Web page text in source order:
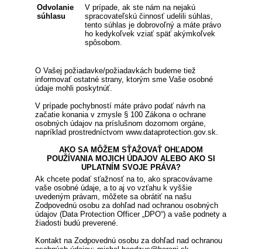
Odvolanie
súhlasu
V prípade, ak ste nám na nejakú
spracovateľskú činnosť udelili súhlas,
tento súhlas je dobrovoľný a máte právo
ho kedykoľvek vziať späť akýmkoľvek
spôsobom.
O Vašej požiadavke/požiadavkách budeme tiež
informovať ostatné strany, ktorým sme Vaše osobné
údaje mohli poskytnúť.
V prípade pochybností máte právo podať návrh na
začatie konania v zmysle § 100 Zákona o ochrane
osobných údajov na príslušnom dozornom orgáne,
napríklad prostredníctvom www.dataprotection.gov.sk.
AKO SA MÔŽEM SŤAŽOVAŤ OHĽADOM
POUŽÍVANIA MOJICH ÚDAJOV ALEBO AKO SI
UPLATNÍM SVOJE PRÁVA?
Ak chcete podať sťažnosť na to, ako spracovávame
vaše osobné údaje, a to aj vo vzťahu k vyššie
uvedeným právam, môžete sa obrátiť na našu
Zodpovednú osobu za dohľad nad ochranou osobných
údajov (Data Protection Officer „DPO“) a vaše podnety a
žiadosti budú preverené.
Kontakt na Zodpovednú osobu za dohľad nad ochranou